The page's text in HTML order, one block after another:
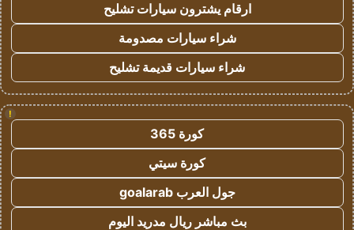
ارقام يشترون سيارات تشليح
شراء سيارات مصدومة
شراء سيارات قديمة تشليح
!
كورة 365
كورة سيتي
جول العرب goalarab
بث مباشر ريال مدريد اليوم